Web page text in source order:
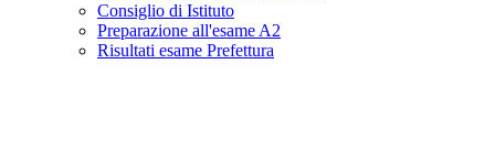
Consiglio di Istituto
Preparazione all'esame A2
Risultati esame Prefettura